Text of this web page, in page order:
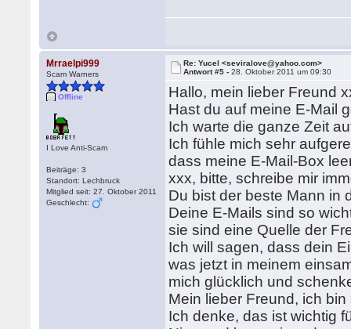
Mrraelpi999
Scam Warners
Offline
I Love Anti-Scam
Beiträge: 3
Standort: Lechbruck
Mitglied seit: 27. Oktober 2011
Geschlecht:
Re: Yucel <seviralove@yahoo.com>
Antwort #5 -28. Oktober 2011 um 09:30
Hallo, mein lieber Freund
Hast du auf meine E-Mail
Ich warte die ganze Zeit
Ich fühle mich sehr
dass meine E-Mail-Box
xxx, bitte, schreibe mir
Du bist der beste Mann in
Deine E-Mails sind so
sie sind eine Quelle der
Ich will sagen, dass dein
was jetzt in meinem
mich glücklich und
Mein lieber Freund, ich
Ich denke, das ist wichtig